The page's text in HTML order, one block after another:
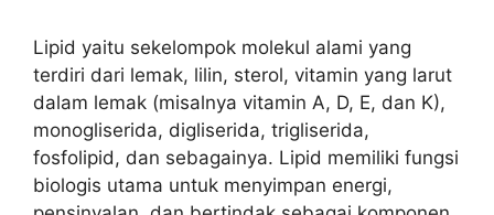
Lipid yaitu sekelompok molekul alami yang
terdiri dari lemak, lilin, sterol, vitamin yang larut
dalam lemak (misalnya vitamin A, D, E, dan K),
monogliserida, digliserida, trigliserida,
fosfolipid, dan sebagainya. Lipid memiliki fungsi
biologis utama untuk menyimpan energi,